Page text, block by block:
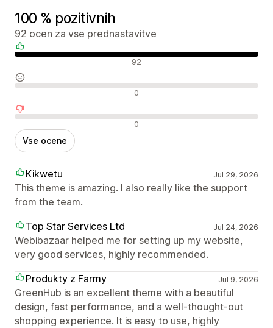
100 % pozitivnih
92 ocen za vse prednastavitve
92
0
0
Vse ocene
Kikwetu Jul 29, 2026
This theme is amazing. I also really like the support
from the team.
Top Star Services Ltd
Jul 24, 2026
Webibazaar helped me for setting up my website,
very good services, highly recommended.
Produkty z Farmy
Jul 9, 2026
GreenHub is an excellent theme with a beautiful
design, fast performance, and a well-thought-out
shopping experience. It is easy to use, highly